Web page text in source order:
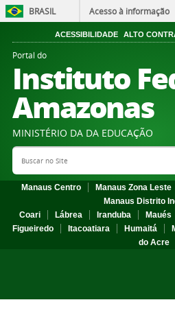
BRASIL Acesso à informação
ACESSIBILIDADE ALTO
Portal do
Instituto
Amazonas
MINISTÉRIO DA DA EDUCAÇÃO
Search Site
Manaus Centro Manaus Zona Leste
Manaus Distrito
Coari
Lábrea Iranduba Maués
Figueiredo
Itacoatiara Humaitá
do Acre